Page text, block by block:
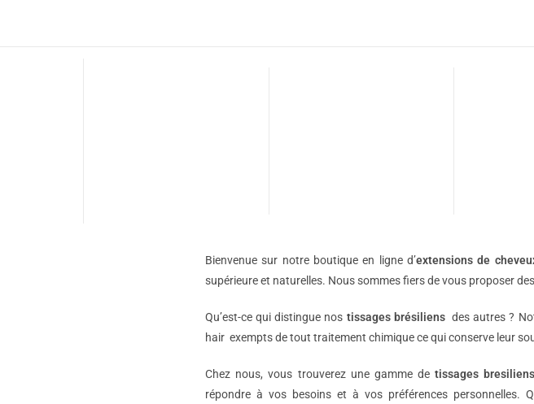
Bienvenue sur notre boutique en ligne d’extensions de
supérieure et naturelles. Nous sommes fiers de vous proposer
Qu’est-ce qui distingue nos tissages brésiliensdes autres ?
hair exempts de tout traitement chimique ce qui conserve leur
Chez nous, vous trouverez une gamme detissages bresiliens
répondre à vos besoins et à vos préférences personnelles.